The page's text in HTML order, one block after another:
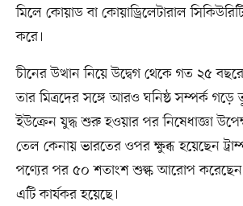
মিলে কোয়াড বা কোয়াড্রিলেটারাল
করে।
চীনের উত্থান নিয়ে উদ্বেগ থেকে গত ২৫ বছরে
তার মিত্রদের সঙ্গে আরও ঘনিষ্ঠ সম্পর্ক গড়ে
ইউক্রেন যুদ্ধ শুরু হওয়ার পর নিষেধাজ্ঞা
তেল কেনায় ভারতের ওপর ক্ষুব্ধ হয়েছেন
পণ্যের পর ৫০ শতাংশ শুল্ক আরোপ
এটি কার্যকর হয়েছে।